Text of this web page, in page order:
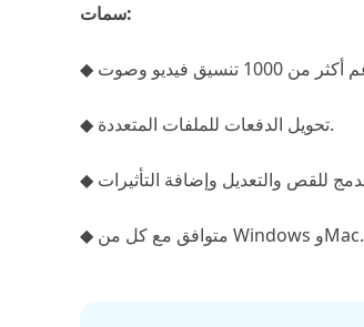
سمات:
◆ تحويل الدفعات للملفات المتعددة.
◆ متوافق مع كل من Windows وMac.